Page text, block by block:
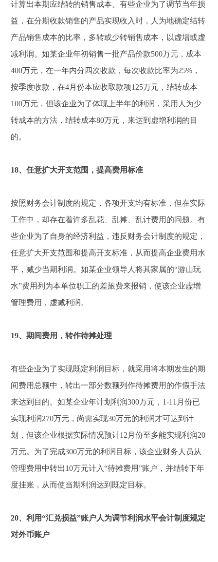
计算出本期应结转的销售成本。有些企业为了调节当年损
益，在分期收款销售的产品实现收入时，人为地确定结转
产品销售成本的比率，多转或少转销售成本，以虚增或虚
减利润。如某企业年初销售一批产品价款500万元，成本
400万元，在一年内分四次收款，每次收款比率为25%，
按季度收款，在4月份本应收取款项125万元，结转成本
100万元，但该企业为了体现上半年的利润，采用人为少
转成本的方法，结转成本80万元，来达到虚增利润的目
的。
18、任意扩大开支范围，提高费用标准
按照财务会计制度的规定，各项开支均有标准，但在实际
工作中，却存在着许多乱花、乱摊、乱计费用的问题。有
些企业为了自身的经济利益，违反财务会计制度的规定，
任意扩大开支范围和提高开支标准，从而提高企业费用水
平，减少当期利润。如某企业领导人将其家属的“游山玩
水”费用列为本单位职工的差旅费来报销，使该企业虚增
管理费用，虚减利润。
19、期间费用，转作待摊处理
有些企业为了实现既定利润目标，就采用将本期发生的期
间费用总额中，转出一部分数额列作待摊费用的作假手法
来达到目的。如某企业年计划利润300万元，1-11月份已
实现利润270万元，尚需实现30万元的利润才可达到计
划，但该企业根据实际情况预计12月份至多能实现利润20
万元。为了完成300万元的利润目标，该企业财务人员从
管理费用中转出10万元计入“待摊费用”账户，并结转下年
度挂账，从而使当期利润达到既定目标。
20、利用“汇兑损益”账户人为调节利润水平会计制度规定
对外币账户